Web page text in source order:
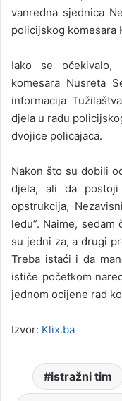
vanredna sjednica
policijskog komesara
Iako se očekivalo,
komesara Nusreta
informacija
djela u radu
dvojice policajaca.
Nakon što su dobili
djela, ali da
opstrukcija,
ledu”. Naime,
su jedni za, a drugi
Treba istaći i da
ističe početkom
jednom ocijene rad
Izvor: Klix.ba
istražni tim